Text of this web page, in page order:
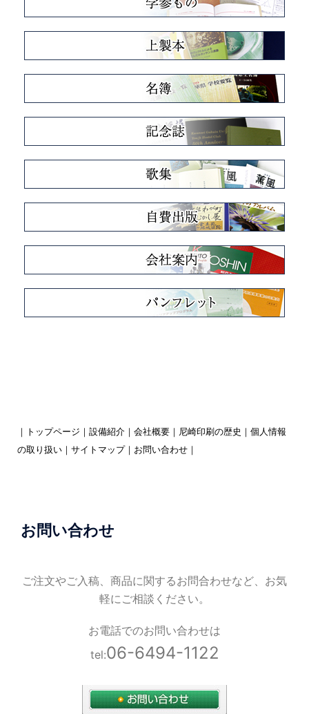
｜ トップページ ｜ 設備紹介 ｜ 会社概要 ｜ 尼崎印刷の歴史 ｜ 個人情報
の取り扱い ｜ サイトマップ｜ お問い合わせ ｜
お問い合わせ
ご注文やご入稿、商品に関するお問合わせなど、お気
軽にご相談ください。
お電話でのお問い合わせは
tel:06-6494-1122